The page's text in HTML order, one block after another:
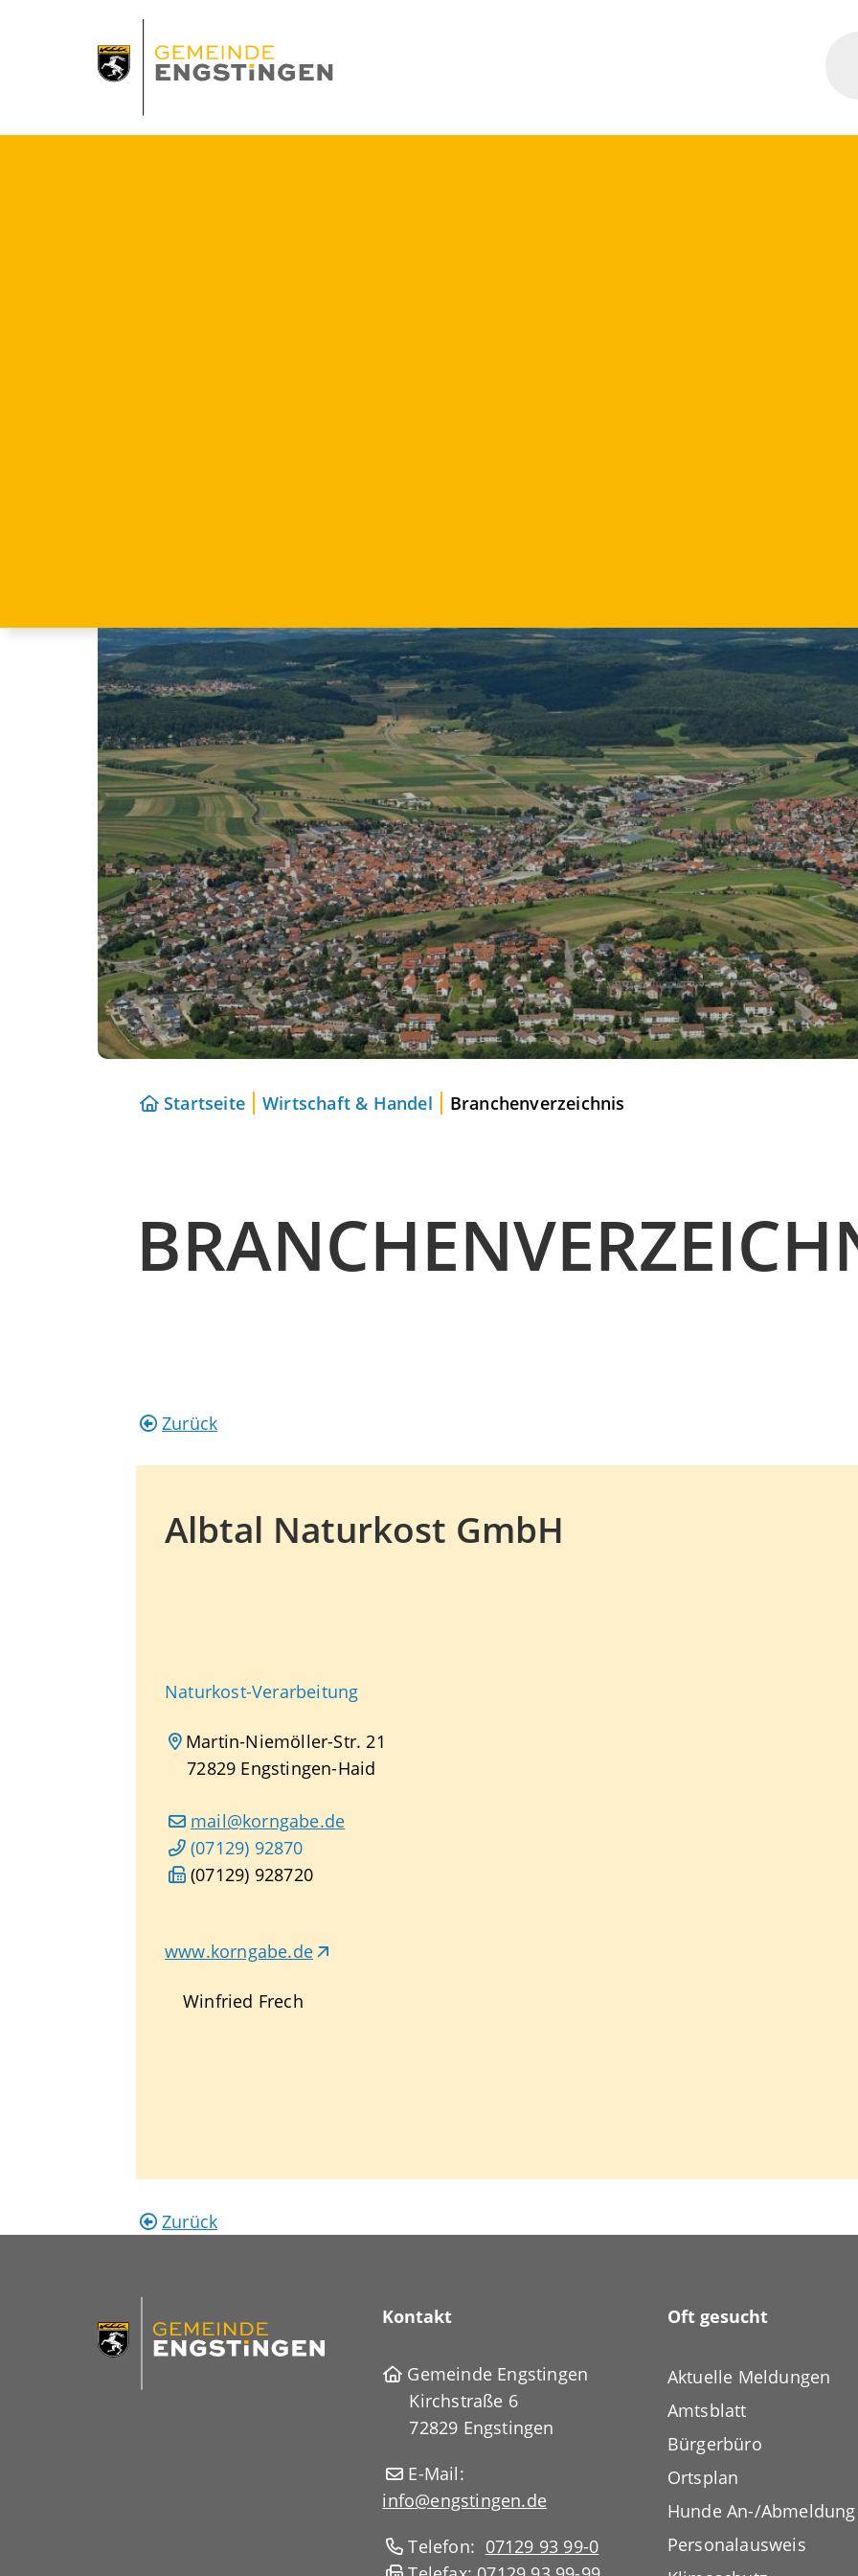
Startseite Wirtschaft & Handel Branchenverzeichnis
Zurück
Albtal Naturkost GmbH
Martin-Niemöller-Str. 21
72829 Engstingen-Haid
mail@korngabe.de
(07129) 92870
(07129) 928720
www.korngabe.de
Winfried Frech
Naturkost-Verarbeitung
Zurück
Kontakt
Gemeinde Engstingen
Kirchstraße 6
72829 Engstingen
E-Mail:
info@engstingen.de
Telefon: 07129 93 99-0
Oft gesucht
Aktuelle Meldungen
Amtsblatt
Bürgerbüro
Ortsplan
Hunde An-/Abmeldung
Personalausweis